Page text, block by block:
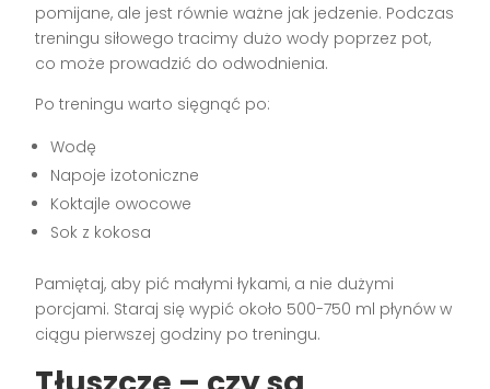
pomijane, ale jest równie ważne jak jedzenie. Podczas
treningu siłowego tracimy dużo wody poprzez pot,
co może prowadzić do odwodnienia.
Po treningu warto sięgnąć po:
Wodę
Napoje izotoniczne
Koktajle owocowe
Sok z kokosa
Pamiętaj, aby pić małymi łykami, a nie dużymi
porcjami. Staraj się wypić około 500-750 ml płynów w
ciągu pierwszej godziny po treningu.